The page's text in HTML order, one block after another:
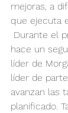
mejoras, a
que ejecuta
hace un
líder de
líder de
avanzan las
planificado.